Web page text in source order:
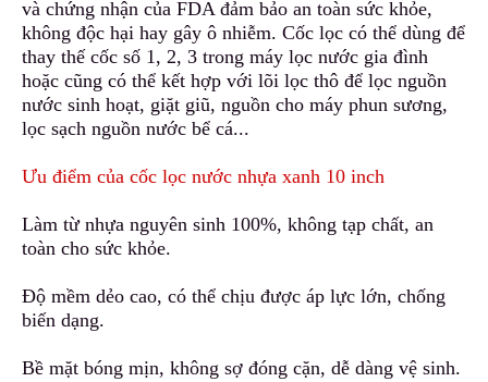
và chứng nhận của FDA đảm bảo an toàn sức khỏe,
không độc hại hay gây ô nhiễm. Cốc lọc có thể dùng để
thay thế cốc số 1, 2, 3 trong máy lọc nước gia đình
hoặc cũng có thể kết hợp với lõi lọc thô để lọc nguồn
nước sinh hoạt, giặt giũ, nguồn cho máy phun sương,
lọc sạch nguồn nước bể cá...
Ưu điểm của cốc lọc nước nhựa xanh 10 inch
Làm từ nhựa nguyên sinh 100%, không tạp chất, an
toàn cho sức khỏe.
Độ mềm dẻo cao, có thể chịu được áp lực lớn, chống
biến dạng.
Bề mặt bóng mịn, không sợ đóng cặn, dễ dàng vệ sinh.